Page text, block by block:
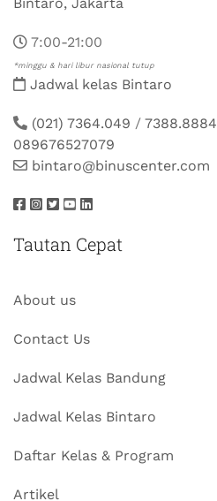
7:00-21:00
*minggu & hari libur nasional tutup
Jadwal kelas Bintaro
(021) 7364.049 / 7388.8884
089676527079
bintaro@binuscenter.com
Tautan Cepat
About us
Contact Us
Jadwal Kelas Bandung
Jadwal Kelas Bintaro
Daftar Kelas & Program
Artikel